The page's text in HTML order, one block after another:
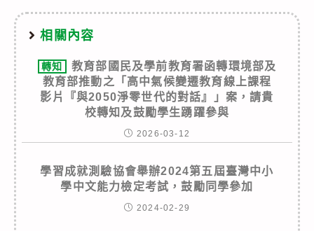
相關內容
轉知
教育部國民及學前教育署函轉環境部及
教育部推動之「高中氣候變遷教育線上課程
影片『與2050淨零世代的對話』」案，請貴
校轉知及鼓勵學生踴躍參與
2026-03-12
學習成就測驗協會舉辦2024第五屆臺灣中小
學中文能力檢定考試，鼓勵同學參加
2024-02-29